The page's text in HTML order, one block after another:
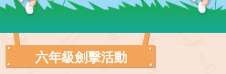
六年級劍擊活動